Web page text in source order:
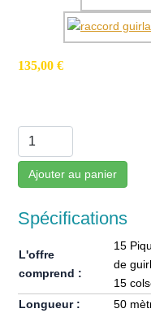
135,00 €
Ajouter au panier
Spécifications
L'offre
comprend :
15
de
15
Longueur :
50